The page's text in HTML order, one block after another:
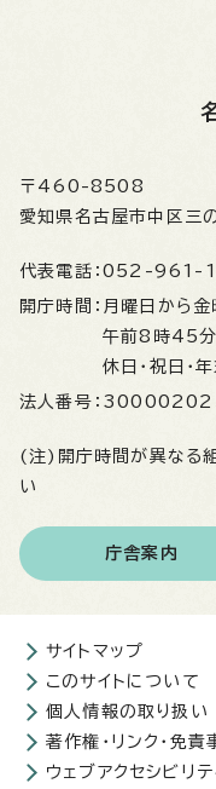
〒460-8508
愛知県名古屋市中区三
代表電話： 052-961-
開庁時間： 月曜日から
午前8時45
休日・祝日・
法人番号：
(注)開庁時間が異なる
い
庁舎案内
サイトマップ
このサイトについて
個人情報の取り扱い
著作権・リンク・免責
ウェブアクセシビリ